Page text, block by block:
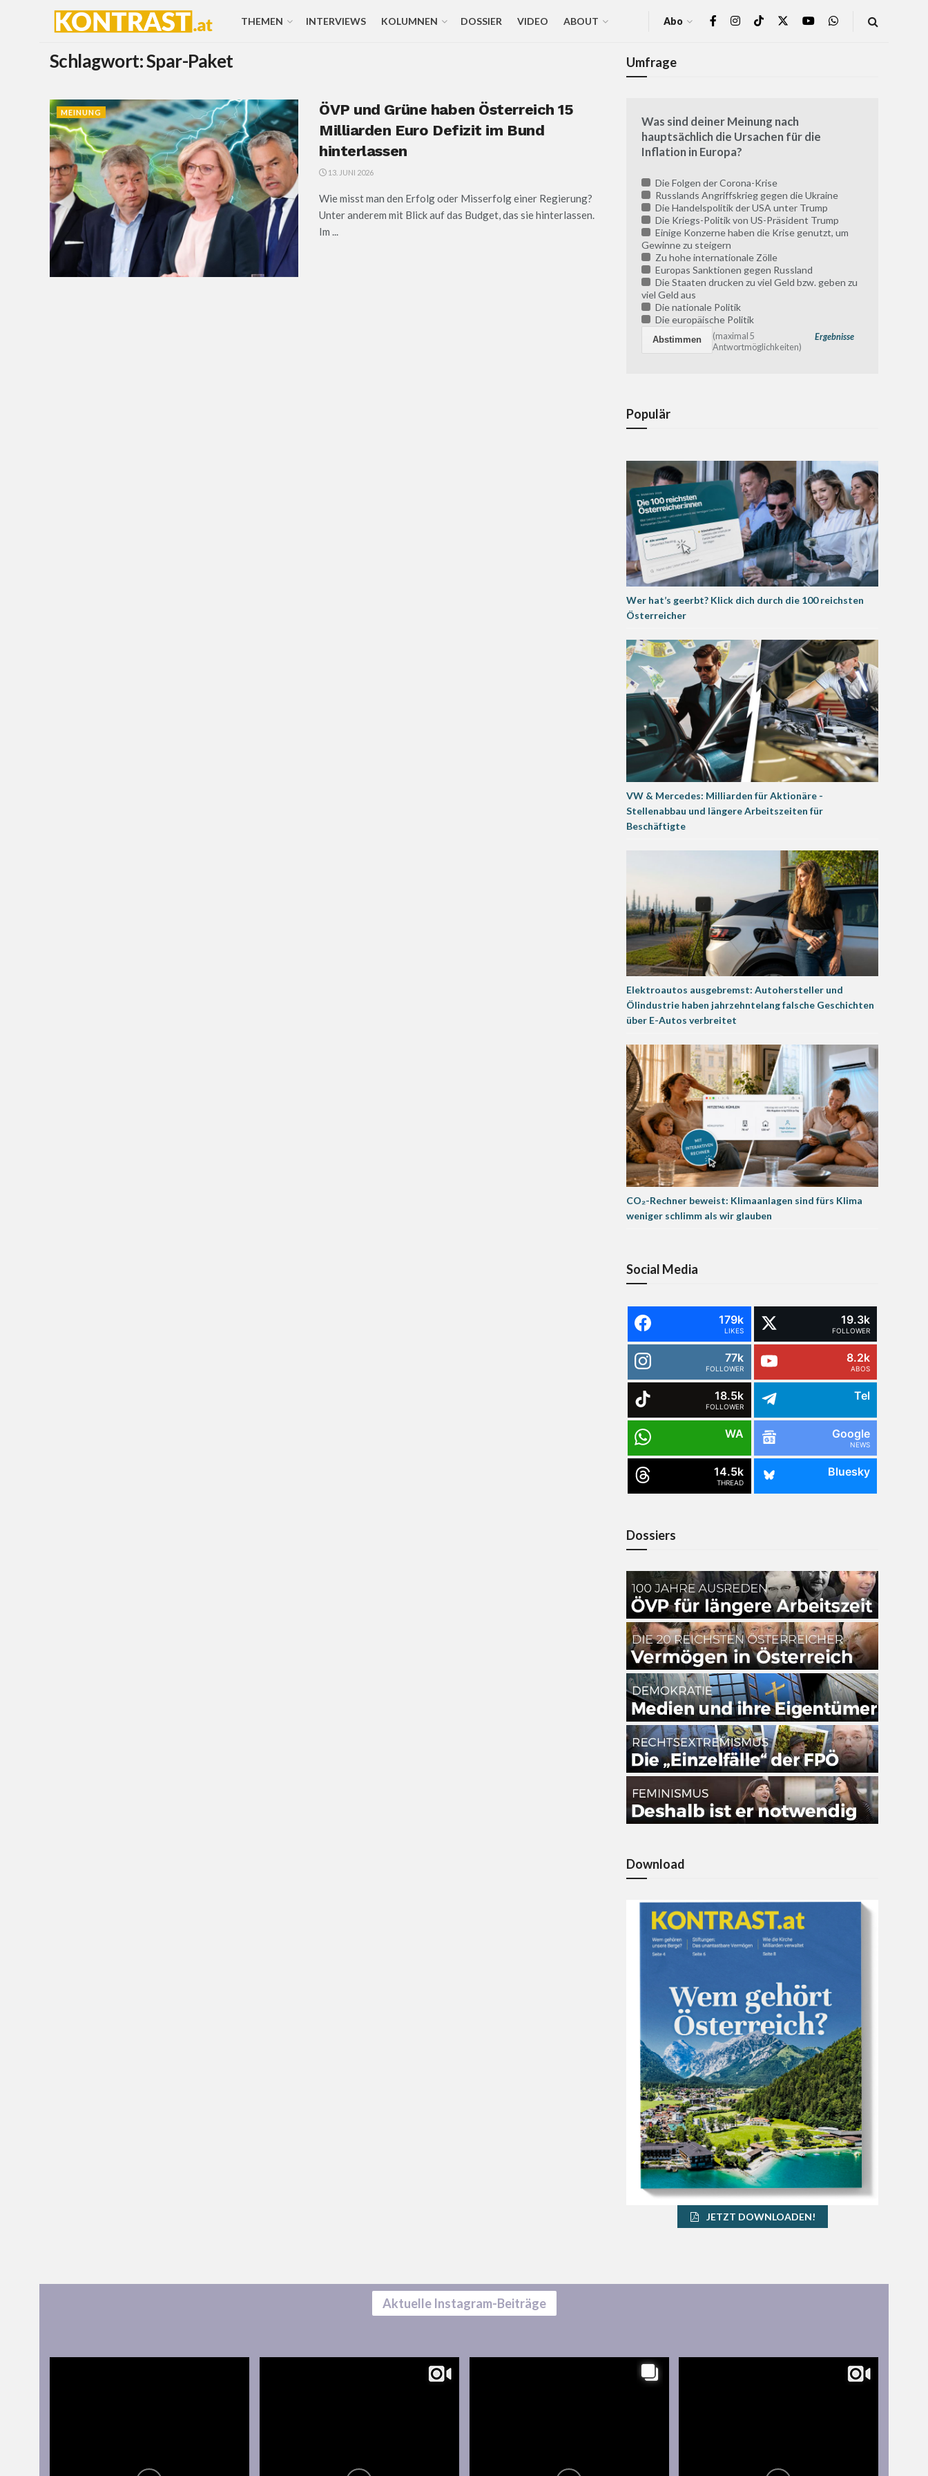
THEMEN INTERVIEWS KOLUMNEN DOSSIER VIDEO ABOUT Abo
Schlagwort:Spar-Paket
MEINUNG
ÖVP und Grüne haben Österreich 15
Milliarden Euro Defizit im Bund
hinterlassen
13. JUNI 2026
Wie misst man den Erfolg oder Misserfolg einer Regierung?
Unter anderem mit Blick auf das Budget, das sie hinterlassen.
Im ...
Umfrage
Was sind deiner Meinung nach
hauptsächlich die Ursachen für die
Inflation in Europa?
Die Folgen der Corona-Krise
Russlands Angriffskrieg gegen die Ukraine
Die Handelspolitik der USA unter Trump
Die Kriegs-Politik von US-Präsident Trump
Einige Konzerne haben die Krise genutzt, um
Gewinne zu steigern
Zu hohe internationale Zölle
Europas Sanktionen gegen Russland
Die Staaten drucken zu viel Geld bzw. geben zu
viel Geld aus
Die nationale Politik
Die europäische Politik
Ergebnisse
(maximal 5
Antwortmöglichkeiten)
Populär
Wer hat’s geerbt? Klick dich durch die 100 reichsten
Österreicher
VW & Mercedes: Milliarden für Aktionäre -
Stellenabbau und längere Arbeitszeiten für
Beschäftigte
Elektroautos ausgebremst: Autohersteller und
Ölindustrie haben jahrzehntelang falsche Geschichten
über E-Autos verbreitet
CO₂-Rechner beweist: Klimaanlagen sind fürs Klima
weniger schlimm als wir glauben
Social Media
179k
LIKES
19.3k
FOLLOWER
77k
FOLLOWER
8.2k
ABOS
18.5k
FOLLOWER
Tel
WA Google
NEWS
14.5k
THREAD
Bluesky
Dossiers
Download
JETZT DOWNLOADEN!
Aktuelle Instagram-Beiträge